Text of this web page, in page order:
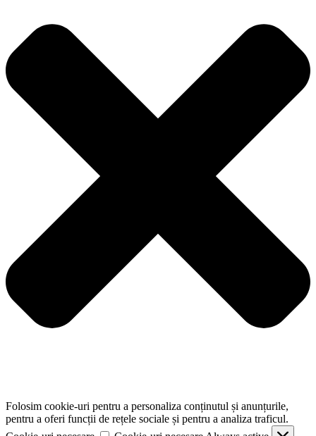
Folosim cookie-uri pentru a personaliza conținutul și anunțurile,
pentru a oferi funcții de rețele sociale și pentru a analiza traficul.